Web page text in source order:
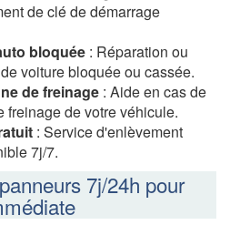
de clé de démarrage
bloquée : Réparation ou
voiture bloquée ou cassée.
de freinage : Aide en cas de
freinage de votre véhicule.
: Service d'enlèvement
7j/7.
7j/24h pour